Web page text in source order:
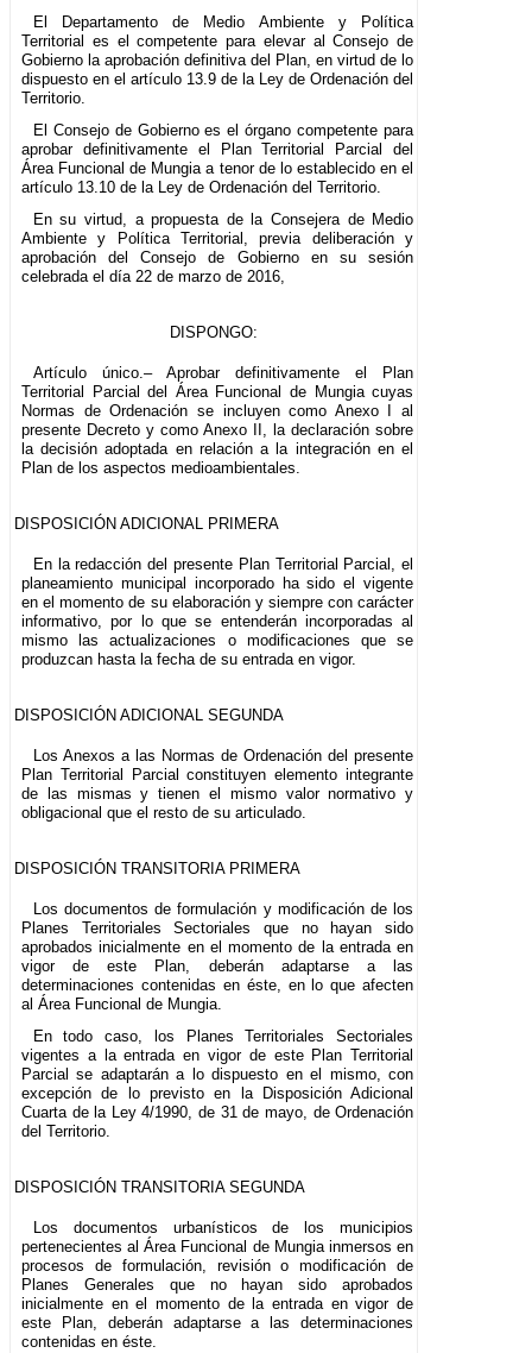
El Departamento de Medio Ambiente y Política
Territorial es el competente para elevar al Consejo de
Gobierno la aprobación definitiva del Plan, en virtud de lo
dispuesto en el artículo 13.9 de la Ley de Ordenación del
Territorio.
El Consejo de Gobierno es el órgano competente para
aprobar definitivamente el Plan Territorial Parcial del
Área Funcional de Mungia a tenor de lo establecido en el
artículo 13.10 de la Ley de Ordenación del Territorio.
En su virtud, a propuesta de la Consejera de Medio
Ambiente y Política Territorial, previa deliberación y
aprobación del Consejo de Gobierno en su sesión
celebrada el día 22 de marzo de 2016,
DISPONGO:
Artículo único.– Aprobar definitivamente el Plan
Territorial Parcial del Área Funcional de Mungia cuyas
Normas de Ordenación se incluyen como Anexo I al
presente Decreto y como Anexo II, la declaración sobre
la decisión adoptada en relación a la integración en el
Plan de los aspectos medioambientales.
DISPOSICIÓN ADICIONAL PRIMERA
En la redacción del presente Plan Territorial Parcial, el
planeamiento municipal incorporado ha sido el vigente
en el momento de su elaboración y siempre con carácter
informativo, por lo que se entenderán incorporadas al
mismo las actualizaciones o modificaciones que se
produzcan hasta la fecha de su entrada en vigor.
DISPOSICIÓN ADICIONAL SEGUNDA
Los Anexos a las Normas de Ordenación del presente
Plan Territorial Parcial constituyen elemento integrante
de las mismas y tienen el mismo valor normativo y
obligacional que el resto de su articulado.
DISPOSICIÓN TRANSITORIA PRIMERA
Los documentos de formulación y modificación de los
Planes Territoriales Sectoriales que no hayan sido
aprobados inicialmente en el momento de la entrada en
vigor de este Plan, deberán adaptarse a las
determinaciones contenidas en éste, en lo que afecten
al Área Funcional de Mungia.
En todo caso, los Planes Territoriales Sectoriales
vigentes a la entrada en vigor de este Plan Territorial
Parcial se adaptarán a lo dispuesto en el mismo, con
excepción de lo previsto en la Disposición Adicional
Cuarta de la Ley 4/1990, de 31 de mayo, de Ordenación
del Territorio.
DISPOSICIÓN TRANSITORIA SEGUNDA
Los documentos urbanísticos de los municipios
pertenecientes al Área Funcional de Mungia inmersos en
procesos de formulación, revisión o modificación de
Planes Generales que no hayan sido aprobados
inicialmente en el momento de la entrada en vigor de
este Plan, deberán adaptarse a las determinaciones
contenidas en éste.